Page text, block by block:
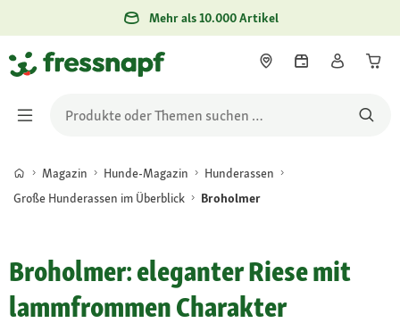
Mehr als 10.000 Artikel
Magazin Hunde-Magazin
Hunderassen
Große Hunderassen im Überblick
Broholmer
Broholmer: eleganter Riese mit
lammfrommen Charakter